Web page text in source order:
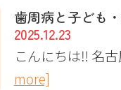
歯周病と子ども
2025.12.23
こんにちは‼︎ 名
more]